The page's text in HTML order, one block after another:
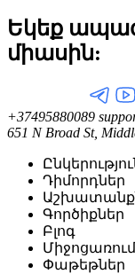
Եկեք
միասին:
+37495880089
651 N Broad St,
Դիմորդներ
Գործիքներ
Բլոգ
Փաթեթներ